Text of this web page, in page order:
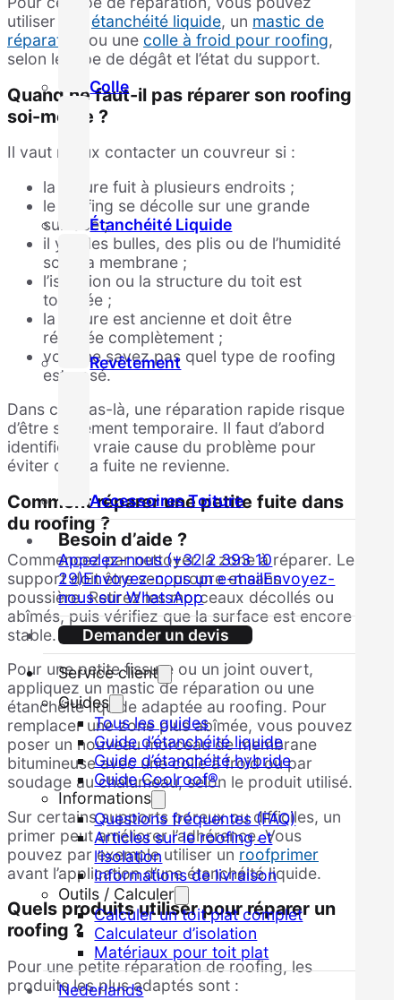
Colle
Étanchéité Liquide
Revêtement
Accessoires Toiture
Besoin d’aide ?
Appelez-nous (+32 2 393 10
29)Envoyez-nous un e-mailEnvoyez-
nous sur WhatsApp
Demander un devis
Service client
Guides
Tous les guides
Guide d’étanchéité liquide
Guide d’étanchéité hybride
Guide Coolroof®
Informations
Questions fréquentes (FAQ)
Articles sur le roofing et
l’isolation
Informations de livraison
Outils / Calculer
Calculer un toit plat complet
Calculateur d’isolation
Matériaux pour toit plat
Nederlands
utiliser une étanchéité liquide, un mastic de
réparation
ou une colle à froid pour roofing,
selon le type de dégât et l’état du support.
Quand ne faut-il pas réparer son roofing
soi-même ?
Il vaut mieux contacter un couvreur si :
la toiture fuit à plusieurs endroits ;
le roofing se décolle sur une grande
surface ;
il y a des bulles, des plis ou de l’humidité
sous la membrane ;
l’isolation ou la structure du toit est
touchée ;
la toiture est ancienne et doit être
rénovée complètement ;
vous ne savez pas quel type de roofing
est posé.
Dans ces cas-là, une réparation rapide risque
d’être seulement temporaire. Il faut d’abord
identifier la vraie cause du problème pour
éviter que la fuite ne revienne.
Comment réparer une petite fuite dans
du roofing ?
Commencez par nettoyer la zone à réparer. Le
support doit être sec, propre et sans
poussière. Retirez les morceaux décollés ou
abîmés, puis vérifiez que la surface est encore
stable.
Pour une petite fissure ou un joint ouvert,
appliquez un mastic de réparation ou une
étanchéité liquide adaptée au roofing. Pour
remplacer une zone plus abîmée, vous pouvez
poser un nouveau morceau de membrane
bitumineuse avec une colle à froid ou par
soudage au chalumeau, selon le produit utilisé.
Sur certains supports poreux ou difficiles, un
primer peut améliorer l’adhérence. Vous
pouvez par exemple utiliser un roofprimer
avant l’application d’une étanchéité liquide.
Quels produits utiliser pour réparer un
roofing ?
Pour une petite réparation de roofing, les
produits les plus adaptés sont :